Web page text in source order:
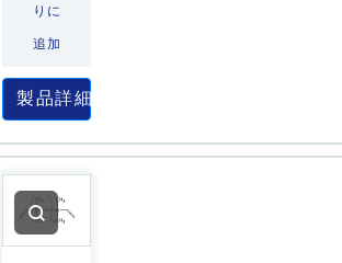
りに
追加
製品詳細